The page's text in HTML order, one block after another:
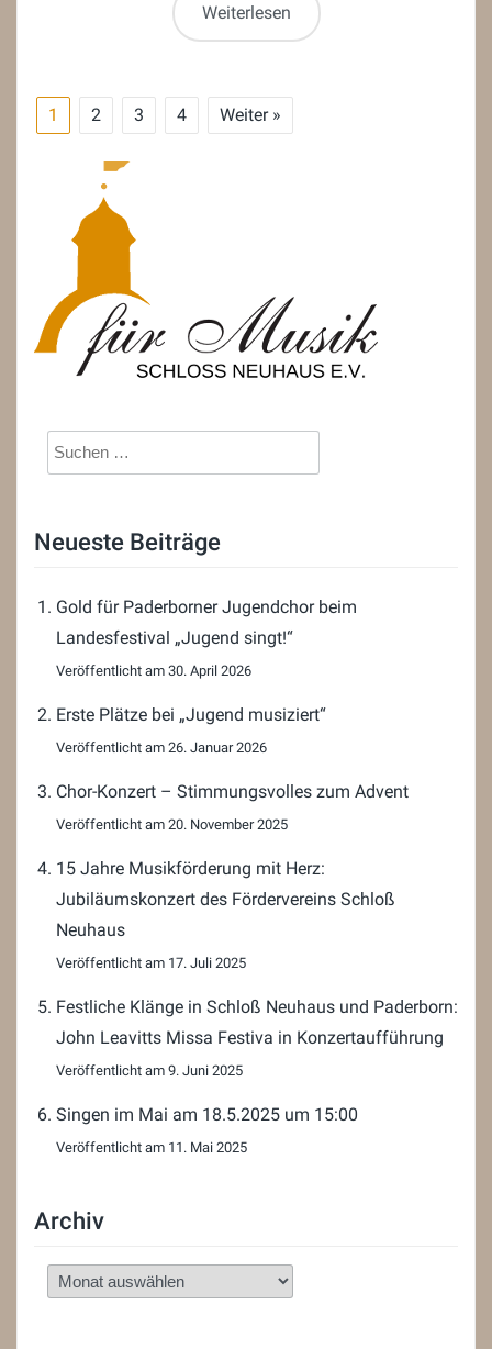
Weiterlesen
1 2 3 4 Weiter »
Suchen
nach:
Neueste Beiträge
Gold für Paderborner Jugendchor beim
Landesfestival „Jugend singt!“
30. April 2026
Erste Plätze bei „Jugend musiziert“
26. Januar 2026
Chor-Konzert – Stimmungsvolles zum Advent
20. November 2025
15 Jahre Musikförderung mit Herz:
Jubiläumskonzert des Fördervereins Schloß
Neuhaus
17. Juli 2025
Festliche Klänge in Schloß Neuhaus und Paderborn:
John Leavitts Missa Festiva in Konzertaufführung
9. Juni 2025
Singen im Mai am 18.5.2025 um 15:00
11. Mai 2025
Archiv
Archiv